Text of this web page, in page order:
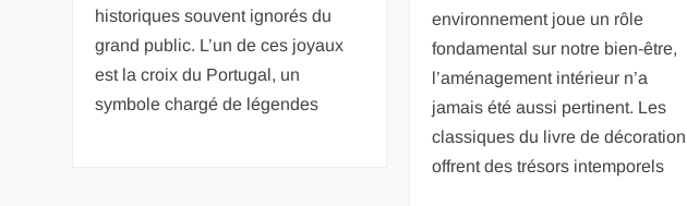
historiques souvent ignorés du
grand public. L’un de ces joyaux
est la croix du Portugal, un
symbole chargé de légendes
environnement joue un rôle
fondamental sur notre bien-être,
l’aménagement intérieur n’a
jamais été aussi pertinent. Les
classiques du livre de décoration
offrent des trésors intemporels